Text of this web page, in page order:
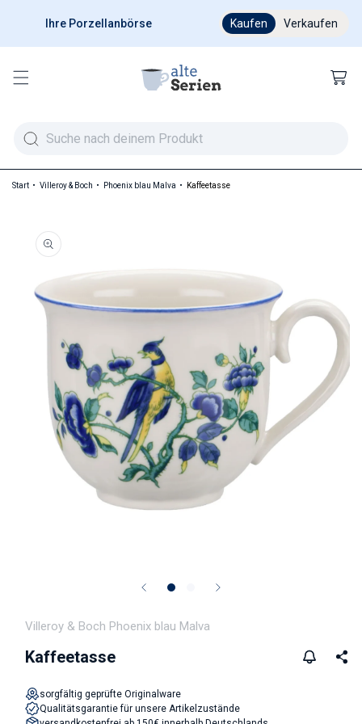
Ihre Porzellanbörse Ab 200 €
Kaufen Verkaufen
Start Villeroy & Boch Phoenix blau Malva Kaffeetasse
Villeroy & Boch Phoenix blau Malva
Kaffeetasse
sorgfältig geprüfte Originalware
Qualitätsgarantie für unsere Artikelzustände